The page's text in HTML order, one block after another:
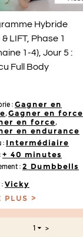
Hybride
& LIFT, Phase 1
1-4), Jour 5 :
Full Body
: Gagner en
,Gagner en force
en force,
en endurance
: Intermédiaire
+ 40 minutes
: 2 Dumbbells
: Vicky
PLUS
1 >